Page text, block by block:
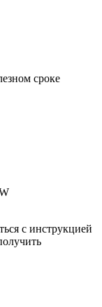
сроке
с инструкцией